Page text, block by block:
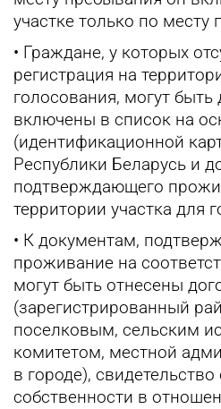
участке только по месту
• Граждане, у которых
регистрация на
голосования, могут быть
включены в список на
(идентификационной
Республики Беларусь и
подтверждающего
территории участка для
• К документам,
проживание на
могут быть отнесены
(зарегистрированный
поселковым, сельским
комитетом, местной
в городе),
собственности в